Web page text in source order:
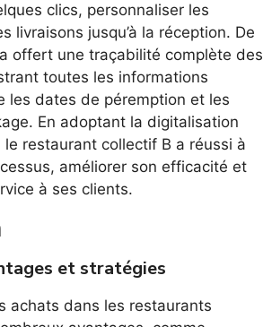
clics, personnaliser les
livraisons jusqu’à la réception. De
offert une traçabilité complète des
toutes les informations
les dates de péremption et les
En adoptant la digitalisation
restaurant collectif B a réussi à
améliorer son efficacité et
à ses clients.
et stratégies
achats dans les restaurants